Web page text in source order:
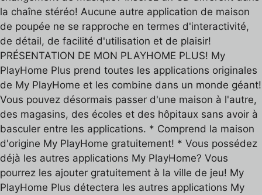
la chaîne stéréo! Aucune autre application de maison
de poupée ne se rapproche en termes d'interactivité,
de détail, de facilité d'utilisation et de plaisir!
PRÉSENTATION DE MON PLAYHOME PLUS! My
PlayHome Plus prend toutes les applications originales
de My PlayHome et les combine dans un monde géant!
Vous pouvez désormais passer d'une maison à l'autre,
des magasins, des écoles et des hôpitaux sans avoir à
basculer entre les applications. * Comprend la maison
d'origine My PlayHome gratuitement! * Vous possédez
déjà les autres applications My PlayHome? Vous
pourrez les ajouter gratuitement à la ville de jeu! My
PlayHome Plus détectera les autres applications My